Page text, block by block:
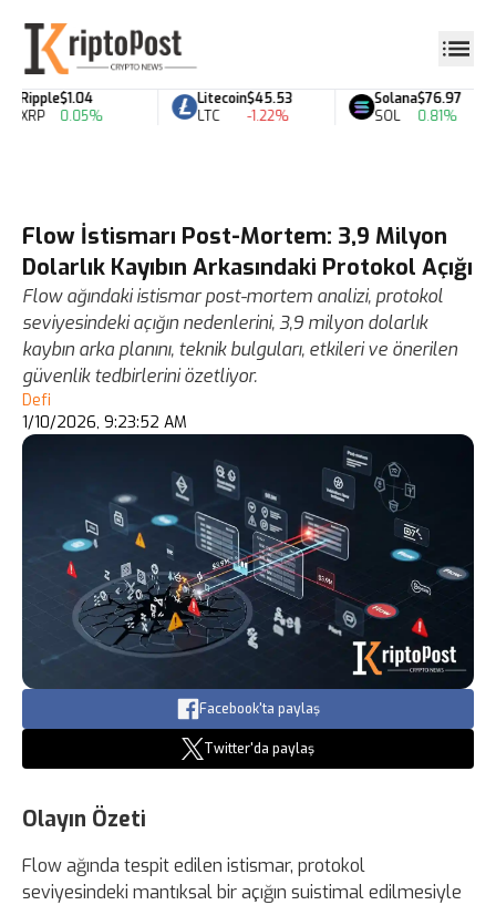
Ripple
XRP
$1.04
0.05%
Litecoin
LTC
$45.53
-1.22%
Solana
SOL
$76.97
0.81%
Flow İstismarı Post-Mortem: 3,9 Milyon
Dolarlık Kayıbın Arkasındaki Protokol Açığı
Flow ağındaki istismar post-mortem analizi, protokol
seviyesindeki açığın nedenlerini, 3,9 milyon dolarlık
kaybın arka planını, teknik bulguları, etkileri ve önerilen
güvenlik tedbirlerini özetliyor.
Defi
1/10/2026, 9:23:52 AM
Facebook'ta paylaş
Twitter'da paylaş
Olayın Özeti
Flow ağında tespit edilen istismar, protokol
seviyesindeki mantıksal bir açığın suistimal edilmesiyle